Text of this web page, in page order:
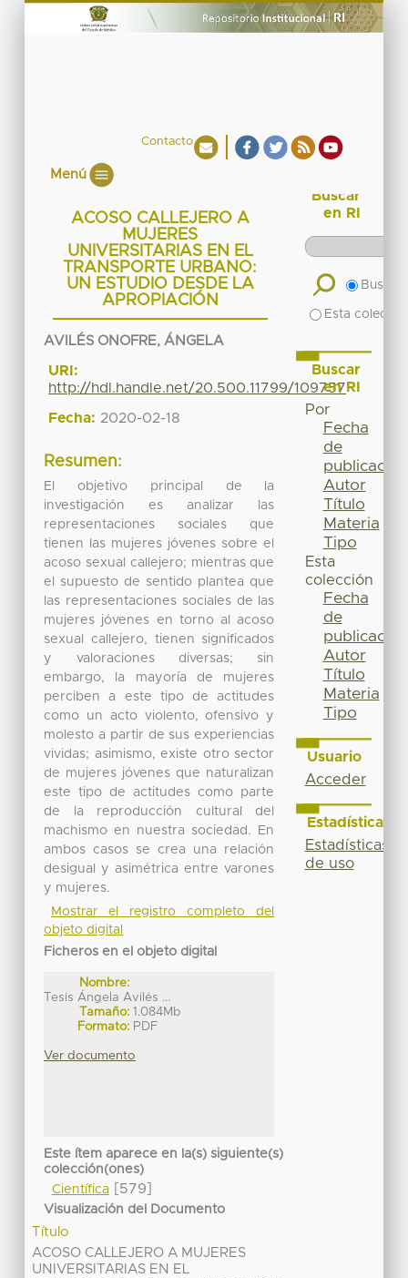
Contacto
Menú
ACOSO CALLEJERO A
MUJERES
UNIVERSITARIAS EN EL
TRANSPORTE URBANO:
UN ESTUDIO DESDE LA
APROPIACIÓN
AVILÉS ONOFRE, ÁNGELA
URI:
http://hdl.handle.net/20.500.11799/109757
Fecha: 2020-02-18
Resumen:
El objetivo principal de la
investigación es analizar las
representaciones sociales que
tienen las mujeres jóvenes sobre el
acoso sexual callejero; mientras que
el supuesto de sentido plantea que
las representaciones sociales de las
mujeres jóvenes en torno al acoso
sexual callejero, tienen significados
y valoraciones diversas; sin
embargo, la mayoría de mujeres
perciben a este tipo de actitudes
como un acto violento, ofensivo y
molesto a partir de sus experiencias
vividas; asimismo, existe otro sector
de mujeres jóvenes que naturalizan
este tipo de actitudes como parte
de la reproducción cultural del
machismo en nuestra sociedad. En
ambos casos se crea una relación
desigual y asimétrica entre varones
y mujeres.
Mostrar el registro completo del
objeto digital
Ficheros en el objeto digital
Nombre:
Tesis Ángela Avilés ...
Tamaño: 1.084Mb
Formato: PDF
Ver documento
Este ítem aparece en la(s) siguiente(s)
colección(ones)
Científica[579]
Visualización del Documento
Título
ACOSO CALLEJERO A MUJERES
UNIVERSITARIAS EN EL
Buscar
en RI
Buscar
Esta
Buscar
en RI
Por
Fecha
de
publicación
Autor
Título
Materia
Tipo
Esta
colección
Fecha
de
publicación
Autor
Título
Materia
Tipo
Usuario
Acceder
Estadísticas
Estadísticas
de uso